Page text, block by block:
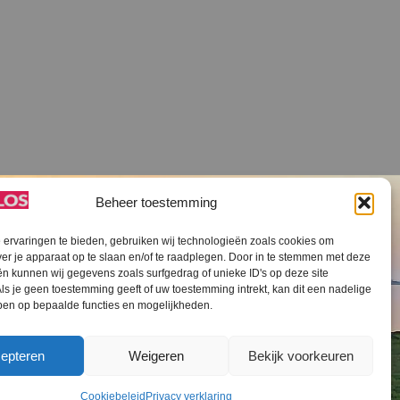
Beheer toestemming
ervaringen te bieden, gebruiken wij technologieën zoals cookies om
je apparaat op te slaan en/of te raadplegen. Door in te stemmen met deze
kunnen wij gegevens zoals surfgedrag of unieke ID's op deze site
je geen toestemming geeft of uw toestemming intrekt, kan dit een nadelige
op bepaalde functies en mogelijkheden.
Weigeren Bekijk voorkeuren
Cookiebeleid Privacy verklaring
SLOS ANBI Contact
Cookiebeleid (EU)